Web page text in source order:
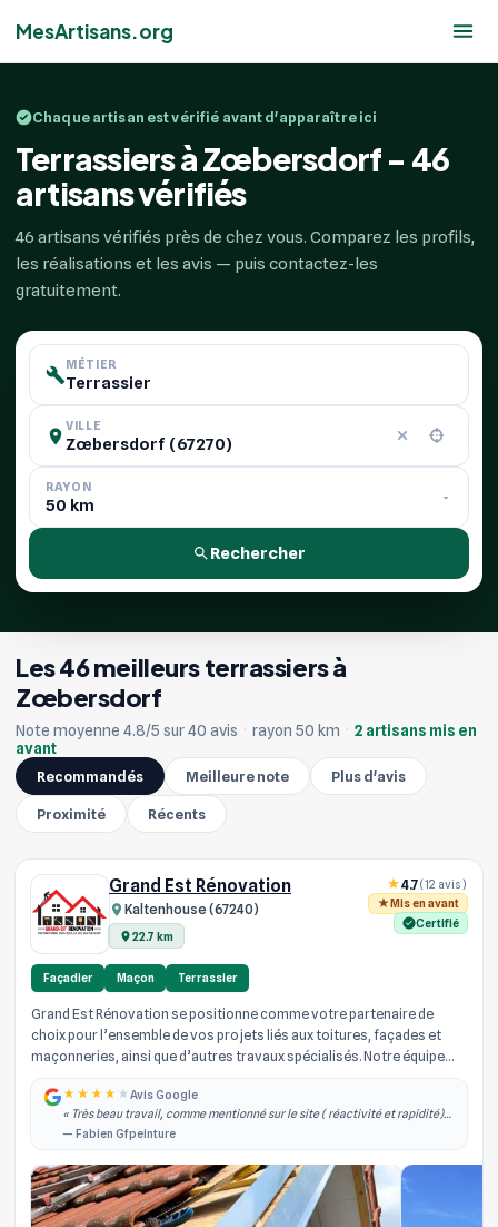
MesArtisans.org
Chaque artisan est vérifié avant d'apparaître ici
Terrassiers à Zœbersdorf - 46
artisans vérifiés
46 artisans vérifiés près de chez vous. Comparez les profils,
les réalisations et les avis — puis contactez-les
gratuitement.
MÉTIER
VILLE
RAYON
Rechercher
Les 46 meilleurs terrassiers à
Zœbersdorf
Note moyenne 4.8/5 sur 40 avis · rayon 50 km · 2 artisans mis en
avant
Recommandés
Meilleure note Plus d'avis
Proximité Récents
Grand Est Rénovation
Kaltenhouse (67240)
22.7 km
4.7(12 avis)
Mis en avant
Certifié
Façadier Maçon Terrassier
Grand Est Rénovation se positionne comme votre partenaire de
choix pour l’ensemble de vos projets liés aux toitures, façades et
maçonneries, ainsi que d’autres travaux spécialisés. Notre équipe
Avis Google
« Très beau travail, comme mentionné sur le site ( réactivité et rapidité)
effectivement je les ai contacté dans la semaine qui à suivi j'ai obtenu un
— Fabien Gfpeinture